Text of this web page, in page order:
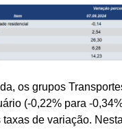
os grupos
(-0,22% para -
taxas de variação.